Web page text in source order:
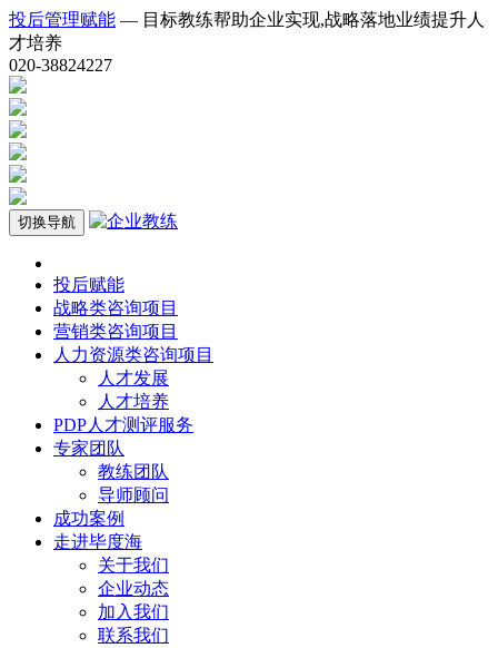
投后管理赋能 — 目标教练帮助企业实现,战略落地业绩提升人
才培养
020-38824227
切换导航
投后赋能
战略类咨询项目
营销类咨询项目
人力资源类咨询项目
人才发展
人才培养
PDP人才测评服务
专家团队
教练团队
导师顾问
成功案例
走进毕度海
关于我们
企业动态
加入我们
联系我们